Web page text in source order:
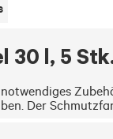
30 l, 5
Der